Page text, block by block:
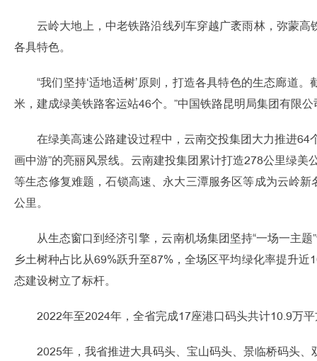
云岭大地上，中老铁路沿线列车穿越广袤雨林，弥蒙高
各具特色。
“我们坚持‘适地适树’原则，打造各具特色的生态廊道
米，建成绿美铁路客运站46个。”中国铁路昆明局集团有限
在绿美高速公路建设过程中，云南交投集团大力推进
画中游”的亮丽风景线。云南建投集团累计打造278公里绿
等生态修复难题，石锁高速、永大三潭服务区等成为云岭
公里。
从生态窗口到经济引擎，云南机场集团坚持“一场一主
乡土树种占比从69%跃升至87%，全场区平均绿化率提升
态建设树立了标杆。
2022年至2024年，全省完成17座港口码头共计10.9万
2025年，我省推进大具码头、宝山码头、景临桥码头